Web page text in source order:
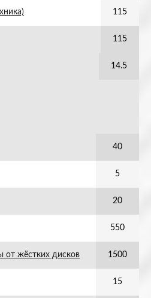
115
115
14.5
40
5
20
550
от жёстких дисков 1500
15